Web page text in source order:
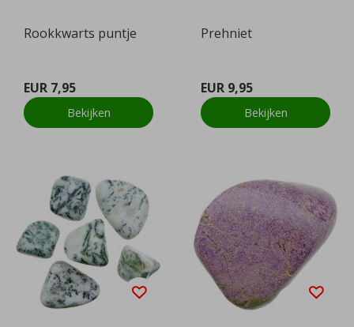
Rookkwarts puntje
EUR 7,95
Bekijken
Prehniet
EUR 9,95
Bekijken